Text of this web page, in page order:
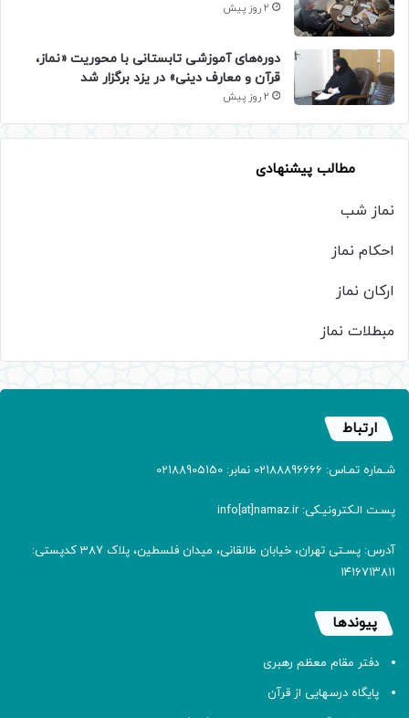
2 روز پیش
دوره‌های آموزشی تابستانی با محوریت «نماز،
قرآن و معارف دینی» در یزد برگزار شد
2 روز پیش
مطالب پیشنهادی
نماز شب
احکام نماز
ارکان نماز
مبطلات نماز
ارتباط
شـماره تمـاس: 02188896666 نمابر: 02188905150
پسـت الـکترونیـکی: info[at]namaz.ir
آدرس: پسـتی تهران، خیابان طالقانی، میدان فلسطین، پلاک 387 کدپستی:
۱۴۱۶۷۱۳۸۱۱
پیوندها
دفتر مقام معظم رهبری
پایگاه درسهایی از قرآن